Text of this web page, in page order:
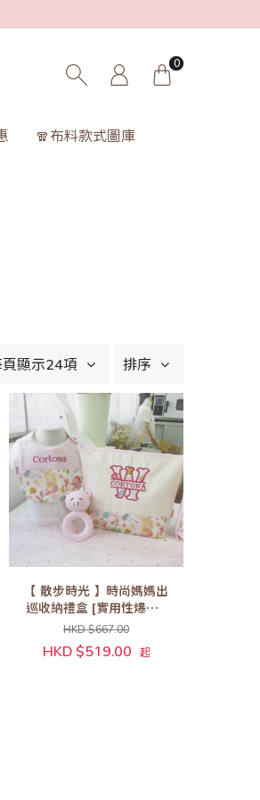
0
🧣布料款式圖庫
顯示24項 排序
【 散步時光 】時尚媽媽出
巡收納禮盒 [實用性爆錶!]
(No. D)
HKD $667.00
HKD $519.00 起